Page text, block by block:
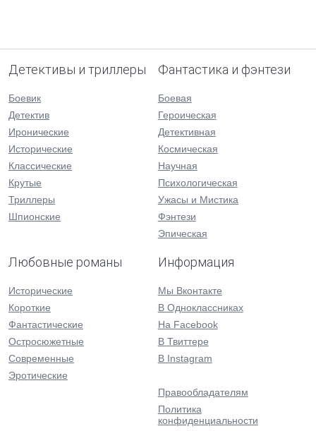
Детективы и триллеры
Боевик
Детектив
Иронические
Исторические
Классические
Крутые
Триллеры
Шпионские
Фантастика и фэнтези
Боевая
Героическая
Детективная
Космическая
Научная
Психологическая
Ужасы и Мистика
Фэнтези
Эпическая
Любовные романы
Исторические
Короткие
Фантастические
Остросюжетные
Современные
Эротические
Информация
Мы Вконтакте
В Одноклассниках
На Facebook
В Твиттере
В Instagram
Правообладателям
Политика
конфиденциальности